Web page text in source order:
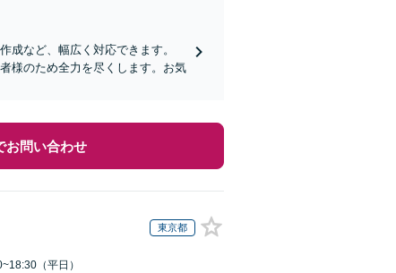
成など、幅広く対応できます。
様のため全力を尽くします。お気
お問い合わせ
東京都
（平日）